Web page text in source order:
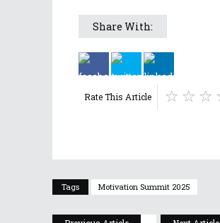
Share With:
Rate This Article
Tags Motivation Summit 2025